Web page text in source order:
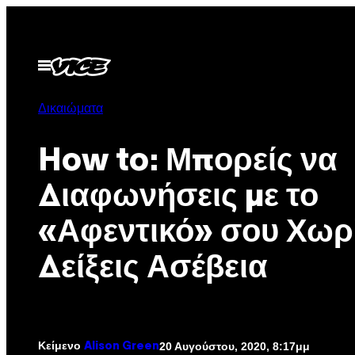
περιεχόμενο
Ανοίξτε
το
Δικαιώματα
How to: Μπορείς να
Διαφωνήσεις με το
«Αφεντικό» σου
Δείξεις Ασέβεια
Κείμενο Alison Green20 Αυγούστου, 2020, 8:17μμ